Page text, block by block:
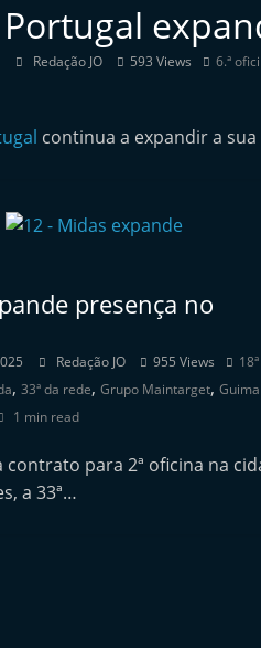
Redação JO 593 Views 6.ª
continua a expandir a
presença no
Redação JO 955 Views
18ª
, 33ª da rede, Grupo Maintarget,
1 min read
contrato para 2ª oficina na
a 33ª…